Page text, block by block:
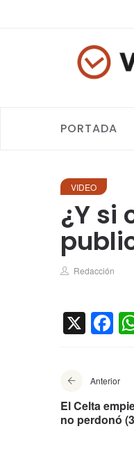
PORTADA
VIDEO
¿Y si
Author
Redacción
X
Anterior
El Celta
no perdonó